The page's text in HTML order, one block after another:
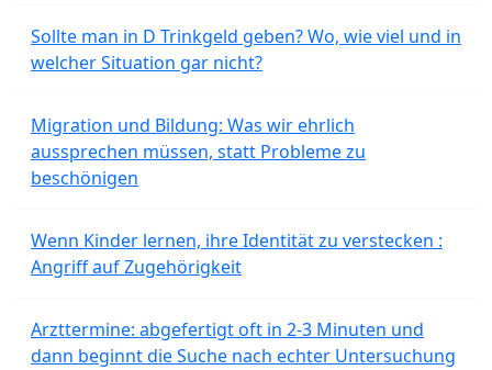
Sollte man in D Trinkgeld geben? Wo, wie viel und in
welcher Situation gar nicht?
Migration und Bildung: Was wir ehrlich
aussprechen müssen, statt Probleme zu
beschönigen
Wenn Kinder lernen, ihre Identität zu verstecken :
Angriff auf Zugehörigkeit
Arzttermine: abgefertigt oft in 2-3 Minuten und
dann beginnt die Suche nach echter Untersuchung